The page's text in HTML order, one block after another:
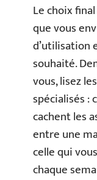
Le choix
que vous
d’utilisation
souhaité.
vous, lisez
spécialisés :
cachent les
entre une
celle qui
chaque